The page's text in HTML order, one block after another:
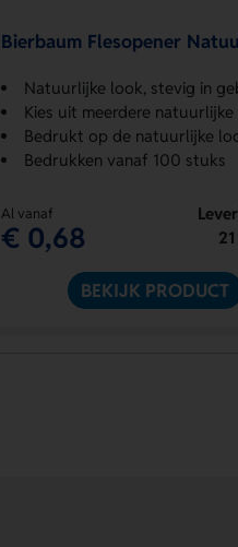
Bierbaum Flesopener
Natuurlijke look, stevig in
Kies uit meerdere natuurlijke
Bedrukt op de natuurlijke
Bedrukken vanaf 100 stuks
Al vanaf
€ 0,68
BEKIJK PRODUCT